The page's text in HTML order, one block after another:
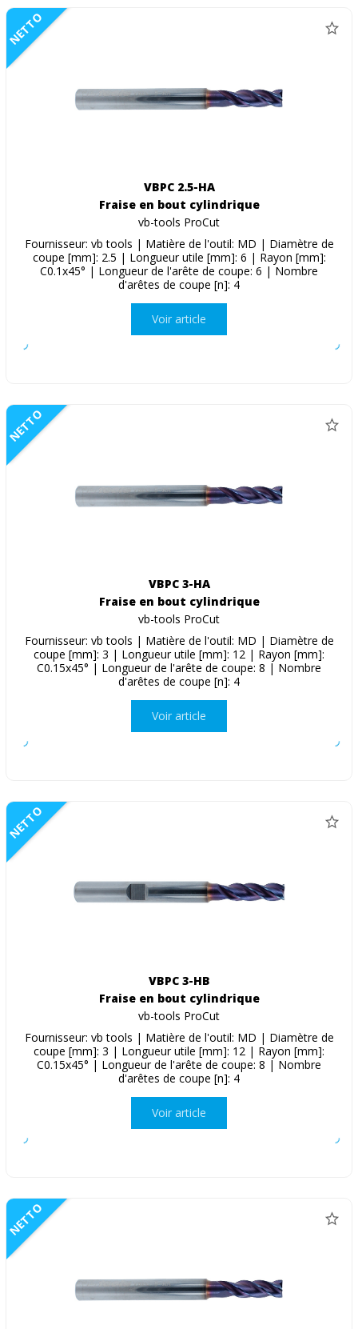
NETTO
VBPC 2.5-HA
Fraise en bout cylindrique
vb-tools ProCut
Fournisseur: vb tools | Matière de l'outil: MD | Diamètre de
coupe [mm]: 2.5 | Longueur utile [mm]: 6 | Rayon [mm]:
C0.1x45° | Longueur de l'arête de coupe: 6 | Nombre
d'arêtes de coupe [n]: 4
Voir article
NETTO
VBPC 3-HA
Fraise en bout cylindrique
vb-tools ProCut
Fournisseur: vb tools | Matière de l'outil: MD | Diamètre de
coupe [mm]: 3 | Longueur utile [mm]: 12 | Rayon [mm]:
C0.15x45° | Longueur de l'arête de coupe: 8 | Nombre
d'arêtes de coupe [n]: 4
Voir article
NETTO
VBPC 3-HB
Fraise en bout cylindrique
vb-tools ProCut
Fournisseur: vb tools | Matière de l'outil: MD | Diamètre de
coupe [mm]: 3 | Longueur utile [mm]: 12 | Rayon [mm]:
C0.15x45° | Longueur de l'arête de coupe: 8 | Nombre
d'arêtes de coupe [n]: 4
Voir article
NETTO